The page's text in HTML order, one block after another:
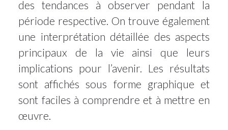
des tendances à observer pendant la
période respective. On trouve également
une interprétation détaillée des aspects
principaux de la vie ainsi que leurs
implications pour l’avenir. Les résultats
sont affichés sous forme graphique et
sont faciles à comprendre et à mettre en
œuvre.